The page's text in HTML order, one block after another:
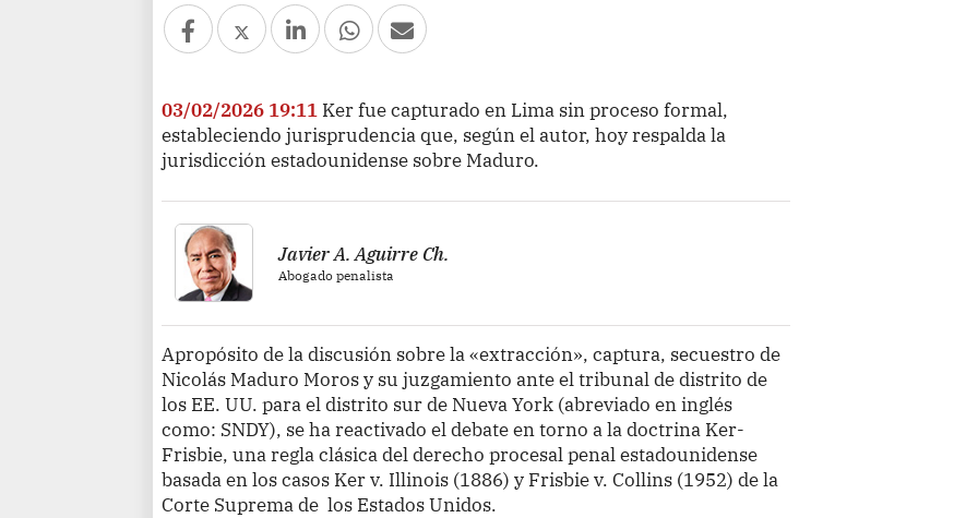
03/02/2026 19:11 Ker fue capturado en Lima sin proceso formal,
estableciendo jurisprudencia que, según el autor, hoy respalda la
jurisdicción estadounidense sobre Maduro.
Javier A. Aguirre Ch.
Abogado penalista
Apropósito de la discusión sobre la «extracción», captura, secuestro de
Nicolás Maduro Moros y su juzgamiento ante el tribunal de distrito de
los EE. UU. para el distrito sur de Nueva York (abreviado en inglés
como: SNDY), se ha reactivado el debate en torno a la doctrina Ker-
Frisbie, una regla clásica del derecho procesal penal estadounidense
basada en los casos Ker v. Illinois (1886) y Frisbie v. Collins (1952) de la
Corte Suprema de los Estados Unidos.